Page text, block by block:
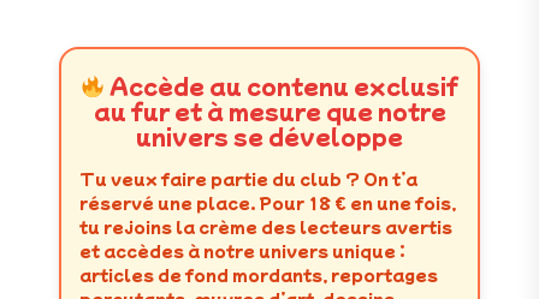
Accède au contenu exclusif
au fur et à mesure que notre
univers se développe
Tu veux faire partie du club ? On t’a
réservé une place. Pour 18 € en une fois,
tu rejoins la crème des lecteurs avertis
et accèdes à notre univers unique :
articles de fond mordants, reportages